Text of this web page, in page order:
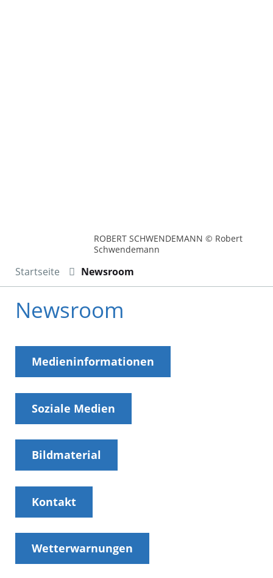
ROBERT SCHWENDEMANN © Robert
Schwendemann
Startseite Newsroom
Newsroom
Medieninformationen
Soziale Medien
Bildmaterial
Kontakt
Wetterwarnungen